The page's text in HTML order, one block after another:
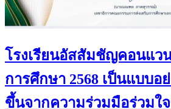
โรงเรียนอัสสัมชัญคอนแว
การศึกษา 2568 เป็นแบบ
ขึ้นจากความร่วมมือร่วมใ